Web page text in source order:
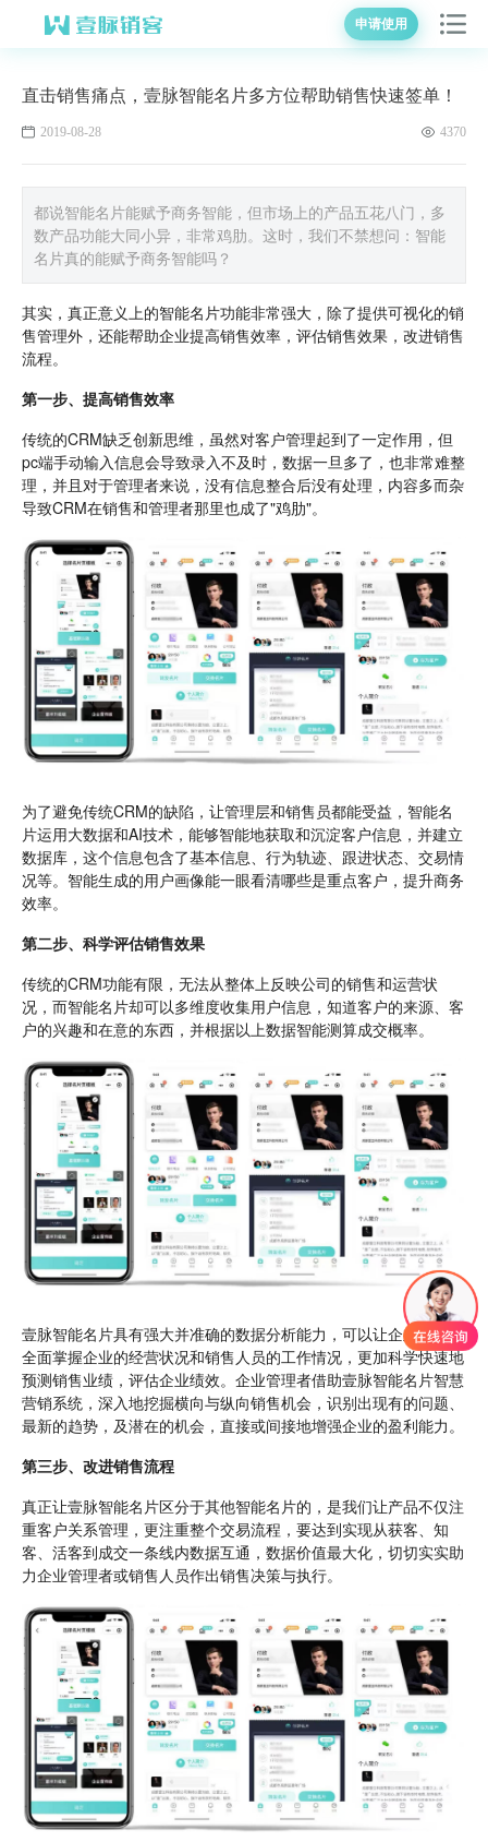
申请使用
直击销售痛点，壹脉智能名片多方位帮助销售快速签单！
2019-08-28 4370
都说智能名片能赋予商务智能，但市场上的产品五花八门，多
数产品功能大同小异，非常鸡肋。这时，我们不禁想问：智能
名片真的能赋予商务智能吗？
其实，真正意义上的智能名片功能非常强大，除了提供可视化的销
售管理外，还能帮助企业提高销售效率，评估销售效果，改进销售
流程。
第一步、提高销售效率
传统的CRM缺乏创新思维，虽然对客户管理起到了一定作用，但
pc端手动输入信息会导致录入不及时，数据一旦多了，也非常难整
理，并且对于管理者来说，没有信息整合后没有处理，内容多而杂
导致CRM在销售和管理者那里也成了"鸡肋"。
为了避免传统CRM的缺陷，让管理层和销售员都能受益，智能名
片运用大数据和AI技术，能够智能地获取和沉淀客户信息，并建立
数据库，这个信息包含了基本信息、行为轨迹、跟进状态、交易情
况等。智能生成的用户画像能一眼看清哪些是重点客户，提升商务
效率。
第二步、科学评估销售效果
传统的CRM功能有限，无法从整体上反映公司的销售和运营状
况，而智能名片却可以多维度收集用户信息，知道客户的来源、客
户的兴趣和在意的东西，并根据以上数据智能测算成交概率。
壹脉智能名片具有强大并准确的数据分析能力，可以让企业管理者
全面掌握企业的经营状况和销售人员的工作情况，更加科学快速地
预测销售业绩，评估企业绩效。企业管理者借助壹脉智能名片智慧
营销系统，深入地挖掘横向与纵向销售机会，识别出现有的问题、
最新的趋势，及潜在的机会，直接或间接地增强企业的盈利能力。
第三步、改进销售流程
真正让壹脉智能名片区分于其他智能名片的，是我们让产品不仅注
重客户关系管理，更注重整个交易流程，要达到实现从获客、知
客、活客到成交一条线内数据互通，数据价值最大化，切切实实助
力企业管理者或销售人员作出销售决策与执行。